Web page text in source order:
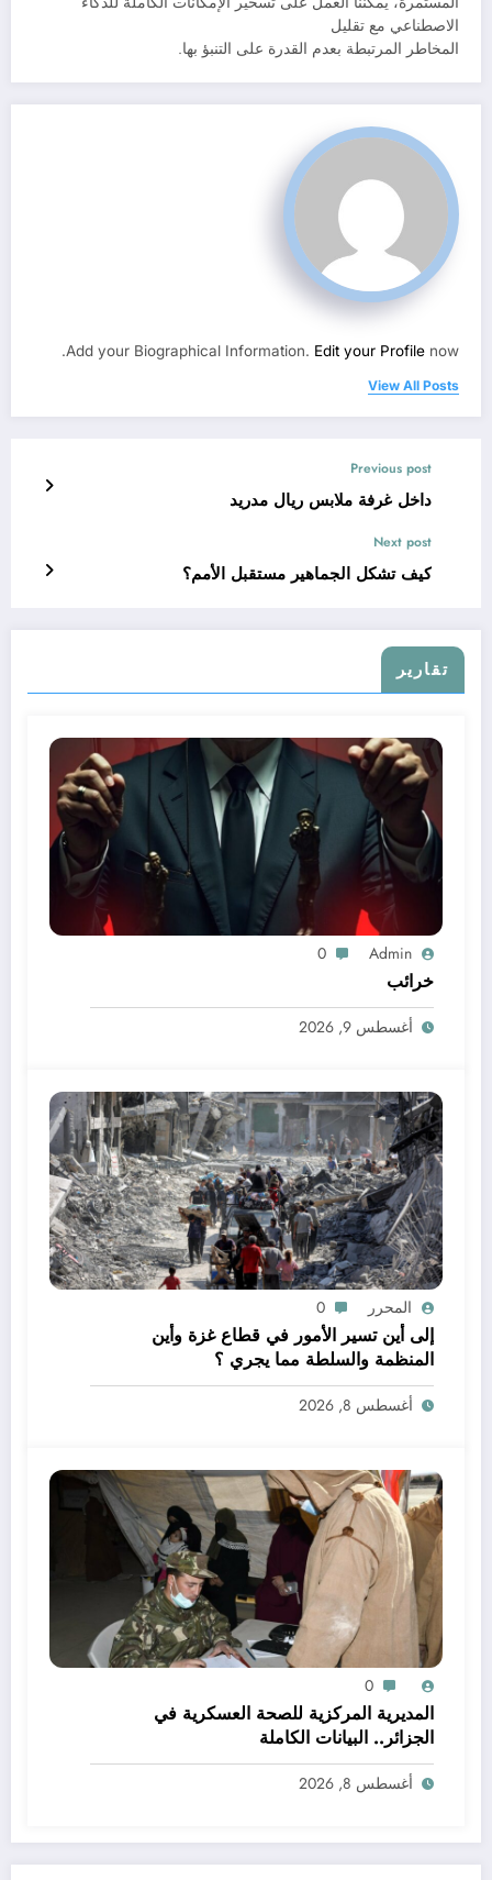
الاصطناعي مع تقليل
المخاطر المرتبطة بعدم القدرة على التنبؤ بها.
Add your Biographical Information. Edit your Profile now.
View All Posts
Previous post
داخل غرفة ملابس ريال مدريد
Next post
كيف تشكل الجماهير مستقبل الأمم؟
تقارير
Admin
0
خرائب
أغسطس 9, 2026
المحرر 0
إلى أين تسير الأمور في قطاع غزة وأين
المنظمة والسلطة مما يجري ؟
أغسطس 8, 2026
0
المديرية المركزية للصحة العسكرية في
الجزائر.. البيانات الكاملة
أغسطس 8, 2026